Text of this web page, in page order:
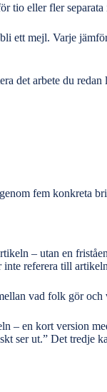
tio eller fler separata
ett mejl. Varje
det arbete du
fem
– utan en
referera till
vad folk gör
– en kort version
ut.” Det tredje